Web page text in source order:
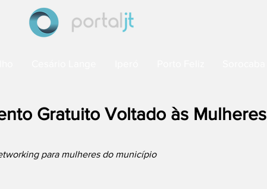
Gratuito Voltado às Mulheres
para mulheres do município